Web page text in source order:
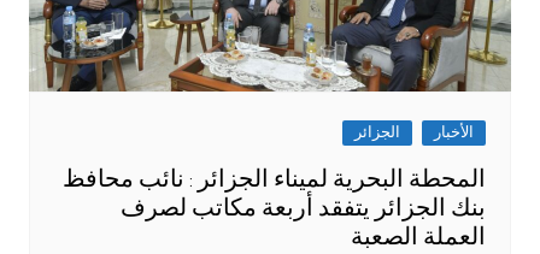
الأخبار الجزائر
المحطة البحرية لميناء الجزائر : نائب محافظ
بنك الجزائر يتفقد أربعة مكاتب لصرف
العملة الصعبة